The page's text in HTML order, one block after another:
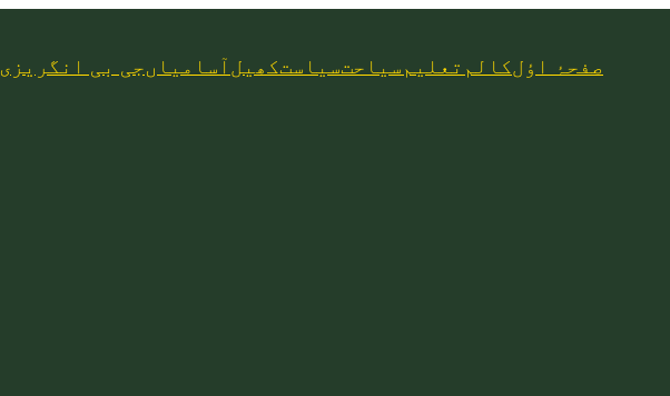
صفحۂ اؤلکالم تعلیمسیاحتسیاستکھیلآسامیاںجی بی انگریزی